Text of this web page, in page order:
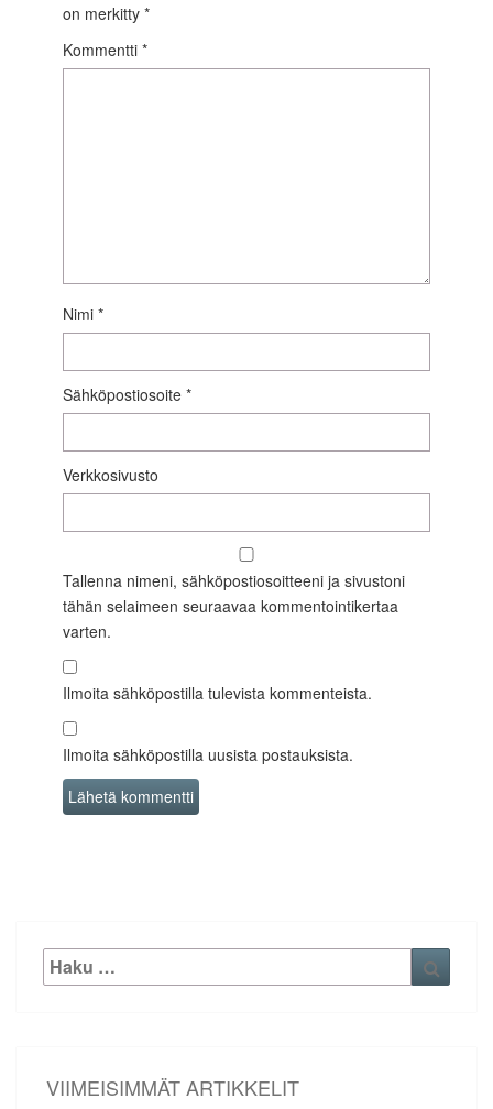
on merkitty *
Kommentti *
Nimi *
Sähköpostiosoite *
Verkkosivusto
Tallenna nimeni, sähköpostiosoitteeni ja sivustoni
tähän selaimeen seuraavaa kommentointikertaa
varten.
Ilmoita sähköpostilla tulevista kommenteista.
Ilmoita sähköpostilla uusista postauksista.
Etsi:
VIIMEISIMMÄT ARTIKKELIT